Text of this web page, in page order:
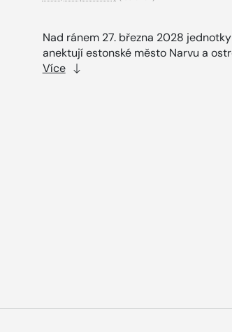
Nad ránem 27. března 2028
anektují estonské město Narvu a
Více